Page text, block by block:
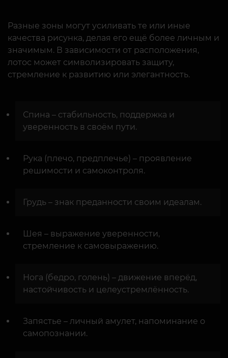
Разные зоны могут усиливать те или иные
качества рисунка, делая его ещё более личным и
значимым. В зависимости от расположения,
лотос может символизировать защиту,
стремление к развитию или элегантность.
Спина – стабильность, поддержка и
уверенность в своём пути.
Рука (плечо, предплечье) – проявление
решимости и самоконтроля.
Грудь – знак преданности своим идеалам.
Шея – выражение уверенности,
стремление к самовыражению.
Нога (бедро, голень) – движение вперёд,
настойчивость и целеустремлённость.
Запястье – личный амулет, напоминание о
самопознании.